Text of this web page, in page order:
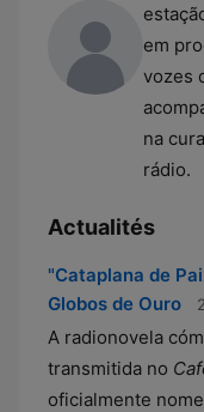
em
vozes
na
rádio.
Actualités
"Cataplana de
Globos de Ouro
A radionovela
transmitida no
oficialmente